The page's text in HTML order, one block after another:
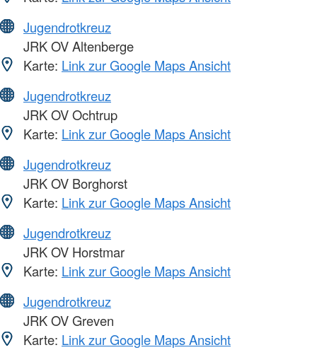
Jugendrotkreuz
JRK OV Altenberge
Karte: Link zur Google Maps Ansicht
Jugendrotkreuz
JRK OV Ochtrup
Karte: Link zur Google Maps Ansicht
Jugendrotkreuz
JRK OV Borghorst
Karte: Link zur Google Maps Ansicht
Jugendrotkreuz
JRK OV Horstmar
Karte: Link zur Google Maps Ansicht
Jugendrotkreuz
JRK OV Greven
Karte: Link zur Google Maps Ansicht